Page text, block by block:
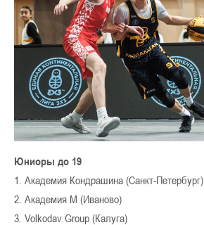
Юниоры до 19
1. Академия Кондрашина (Санкт-Петербург)
2. Академия М (Иваново)
3. Volkodav Group (Калуга)